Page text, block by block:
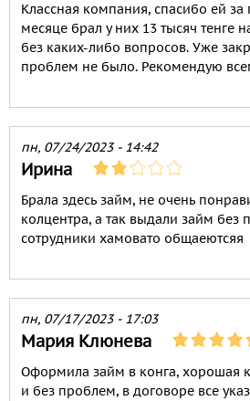
Классная компания, спасибо ей
месяце брал у них 13 тысяч тенге
без каких-либо вопросов. Уже
проблем не было. Рекомендую
пн, 07/24/2023 - 14:42
Ирина
Брала здесь займ, не очень
колцентра, а так выдали займ без
сотрудники хамовато общаеютсяя
пн, 07/17/2023 - 17:03
Мария Клюнева
Оформила займ в конга, хорошая
и без проблем, в договоре все